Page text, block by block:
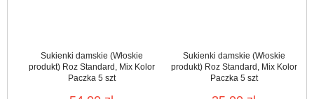
Sukienki damskie (Włoskie
produkt) Roz Standard, Mix Kolor
Paczka 5 szt
Sukienki damskie (Włoskie
produkt) Roz Standard, Mix Kolor
Paczka 5 szt